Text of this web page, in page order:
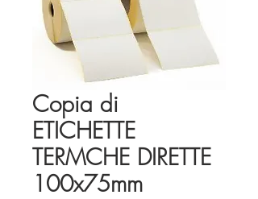
Copia di
ETICHETTE
TERMCHE DIRETTE
100x75mm